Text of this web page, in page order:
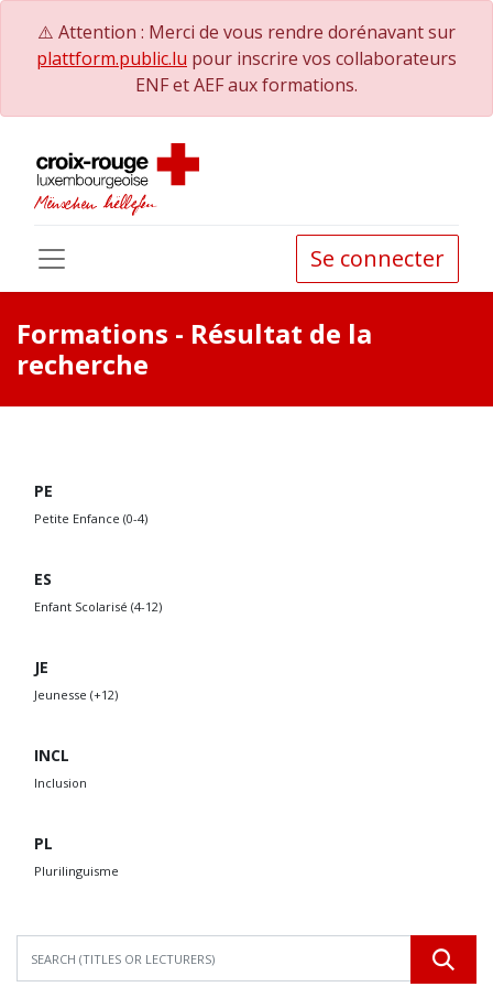
⚠️ Attention : Merci de vous rendre dorénavant sur
plattform.public.lu pour inscrire vos collaborateurs
ENF et AEF aux formations.
Se connecter
Formations - Résultat de la
recherche
PE
Petite Enfance (0-4)
ES
Enfant Scolarisé (4-12)
JE
Jeunesse (+12)
INCL
Inclusion
PL
Plurilinguisme